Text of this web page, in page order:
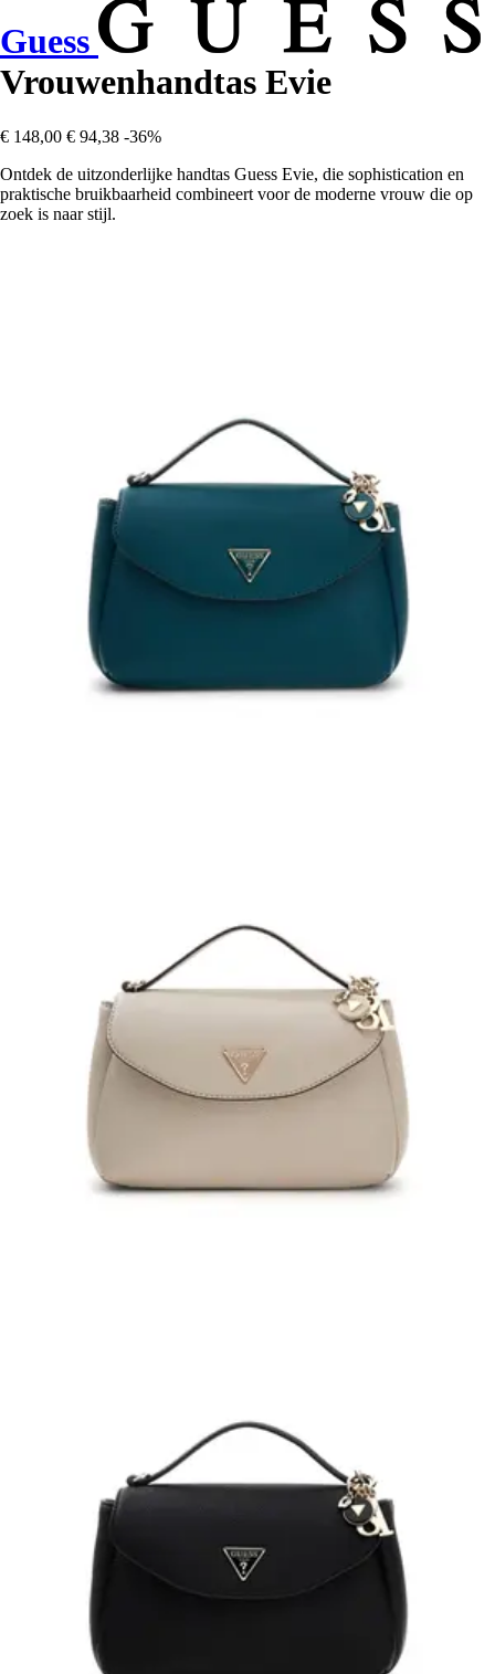
Guess
Vrouwenhandtas Evie
€ 148,00 € 94,38 -36%
Ontdek de uitzonderlijke handtas Guess Evie, die sophistication en
praktische bruikbaarheid combineert voor de moderne vrouw die op
zoek is naar stijl.